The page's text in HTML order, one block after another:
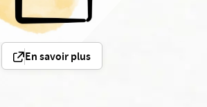
En savoir plus